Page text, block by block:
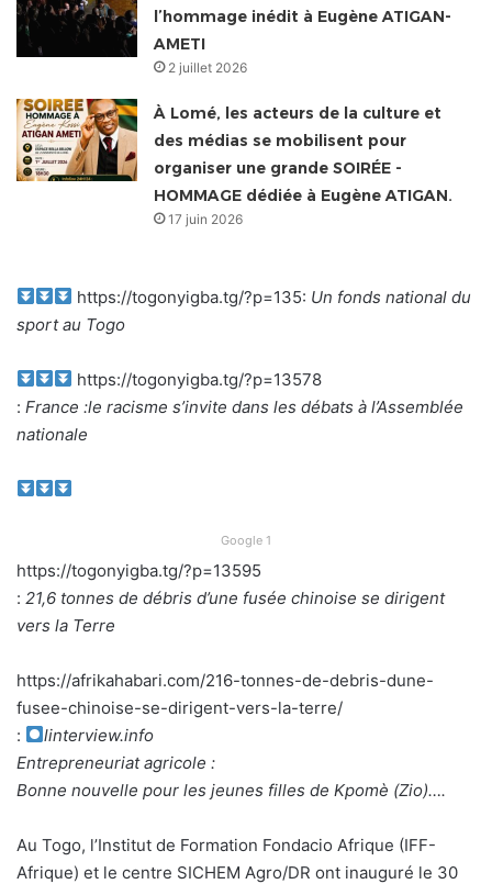
l’hommage inédit à Eugène ATIGAN-
AMETI
2 juillet 2026
À Lomé, les acteurs de la culture et
des médias se mobilisent pour
organiser une grande SOIRÉE -
HOMMAGE dédiée à Eugène ATIGAN.
17 juin 2026
https://togonyigba.tg/?p=135: Un fonds national du
sport au Togo
https://togonyigba.tg/?p=13578
: France :le racisme s’invite dans les débats à l’Assemblée
nationale
Google 1
https://togonyigba.tg/?p=13595
: 21,6 tonnes de débris d’une fusée chinoise se dirigent
vers la Terre
https://afrikahabari.com/216-tonnes-de-debris-dune-
fusee-chinoise-se-dirigent-vers-la-terre/
:
linterview.info
Entrepreneuriat agricole :
Bonne nouvelle pour les jeunes filles de Kpomè (Zio)….
Au Togo, l’Institut de Formation Fondacio Afrique (IFF-
Afrique) et le centre SICHEM Agro/DR ont inauguré le 30